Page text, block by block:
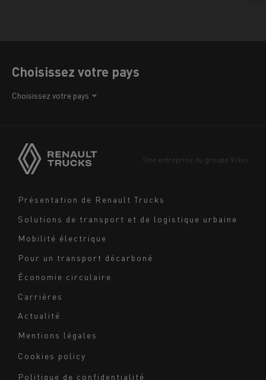
Choisissez votre pays
Choisissez votre pays
Europe
Navigation
Présentation de Renault Trucks
Solutions de transport et de logistique urbaine
Mobilité électrique
Pour un transport décarboné
Économie circulaire
Carrières
Actualité
Une entreprise du groupe Volvo
du
Mentions légales
Cookies policy
Politique de confidentialité